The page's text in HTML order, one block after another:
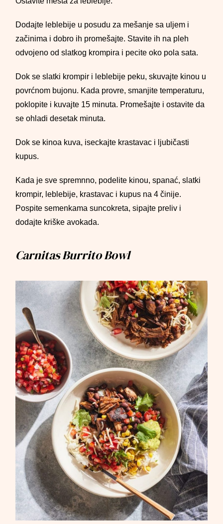
Dodajte leblebije u posudu za mešanje sa uljem i
začinima i dobro ih promešajte. Stavite ih na pleh
odvojeno od slatkog krompira i pecite oko pola sata.
Dok se slatki krompir i leblebije peku, skuvajte kinou u
povrćnom bujonu. Kada provre, smanjite temperaturu,
poklopite i kuvajte 15 minuta. Promešajte i ostavite da
se ohladi desetak minuta.
Dok se kinoa kuva, iseckajte krastavac i ljubičasti
kupus.
Kada je sve spremnno, podelite kinou, spanać, slatki
krompir, leblebije, krastavac i kupus na 4 činije.
Pospite semenkama suncokreta, sipajte preliv i
dodajte kriške avokada.
Carnitas Burrito Bowl